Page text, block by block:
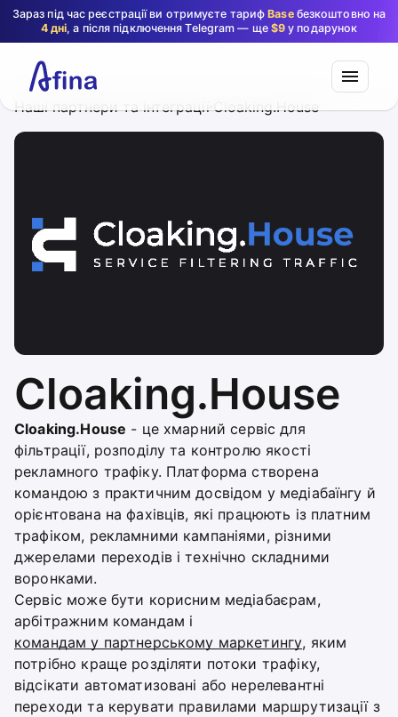
Зараз під час реєстрації ви отримуєте тарифBaseбезкоштовно на
4 дні, а після підключення Telegram — ще $9 у подарунок
Наші партнери та інтеграції Cloaking.House
Cloaking.House
Cloaking.House - це хмарний сервіс для
фільтрації, розподілу та контролю якості
рекламного трафіку. Платформа створена
командою з практичним досвідом у медіабаїнгу й
орієнтована на фахівців, які працюють із платним
трафіком, рекламними кампаніями, різними
джерелами переходів і технічно складними
воронками.
Сервіс може бути корисним медіабаєрам,
арбітражним командам і
командам у партнерському маркетингу, яким
потрібно краще розділяти потоки трафіку,
відсікати автоматизовані або нерелевантні
переходи та керувати правилами маршрутизації з